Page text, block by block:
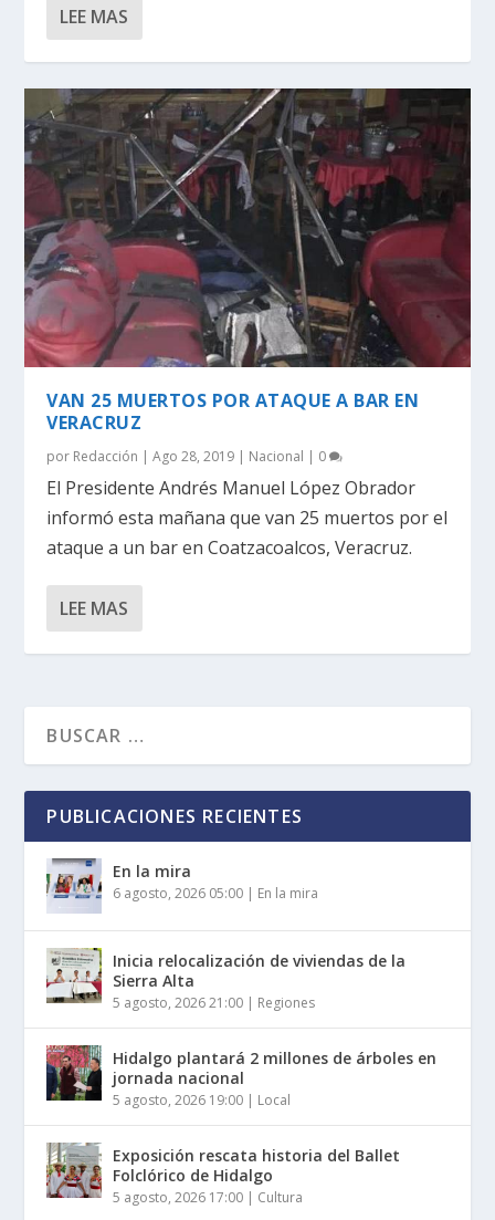
LEE MAS
VAN 25 MUERTOS POR ATAQUE A BAR EN
VERACRUZ
por Redacción |Ago 28, 2019 | Nacional | 0
El Presidente Andrés Manuel López Obrador
informó esta mañana que van 25 muertos por el
ataque a un bar en Coatzacoalcos, Veracruz.
LEE MAS
PUBLICACIONES RECIENTES
En la mira
6 agosto, 2026 05:00 | En la mira
Inicia relocalización de viviendas de la
Sierra Alta
5 agosto, 2026 21:00 | Regiones
Hidalgo plantará 2 millones de árboles en
jornada nacional
5 agosto, 2026 19:00 | Local
Exposición rescata historia del Ballet
Folclórico de Hidalgo
5 agosto, 2026 17:00 | Cultura